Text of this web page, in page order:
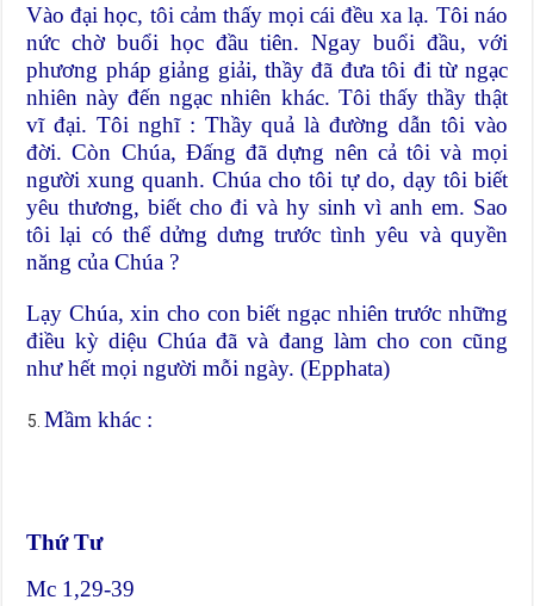
Vào đại học, tôi cảm thấy mọi cái đều xa lạ. Tôi náo
nức chờ buổi học đầu tiên. Ngay buổi đầu, với
phương pháp giảng giải, thầy đã đưa tôi đi từ ngạc
nhiên này đến ngạc nhiên khác. Tôi thấy thầy thật
vĩ đại. Tôi nghĩ : Thầy quả là đường dẫn tôi vào
đời. Còn Chúa, Đấng đã dựng nên cả tôi và mọi
người xung quanh. Chúa cho tôi tự do, dạy tôi biết
yêu thương, biết cho đi và hy sinh vì anh em. Sao
tôi lại có thể dửng dưng trước tình yêu và quyền
năng của Chúa ?
Lạy Chúa, xin cho con biết ngạc nhiên trước những
điều kỳ diệu Chúa đã và đang làm cho con cũng
như hết mọi người mỗi ngày. (Epphata)
Mầm khác :
Thứ Tư
Mc 1,29-39